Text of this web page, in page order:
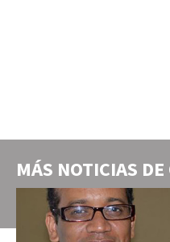
MÁS NOTICIAS DE